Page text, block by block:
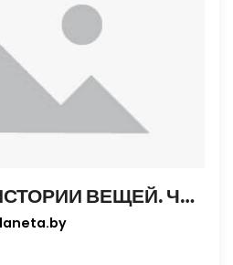
ШОКОЛАД. ИЗ ИСТОРИИ ВЕЩЕЙ. ЧАСТЬ 1